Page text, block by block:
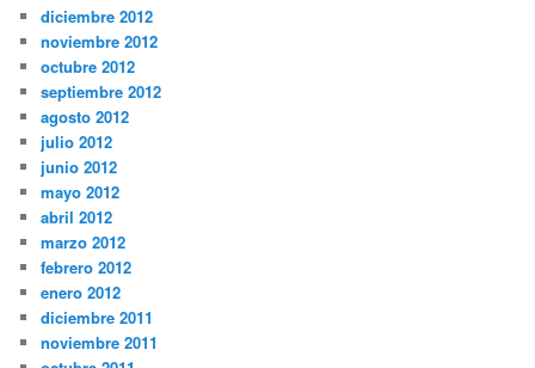
diciembre 2012
noviembre 2012
octubre 2012
septiembre 2012
agosto 2012
julio 2012
junio 2012
mayo 2012
abril 2012
marzo 2012
febrero 2012
enero 2012
diciembre 2011
noviembre 2011